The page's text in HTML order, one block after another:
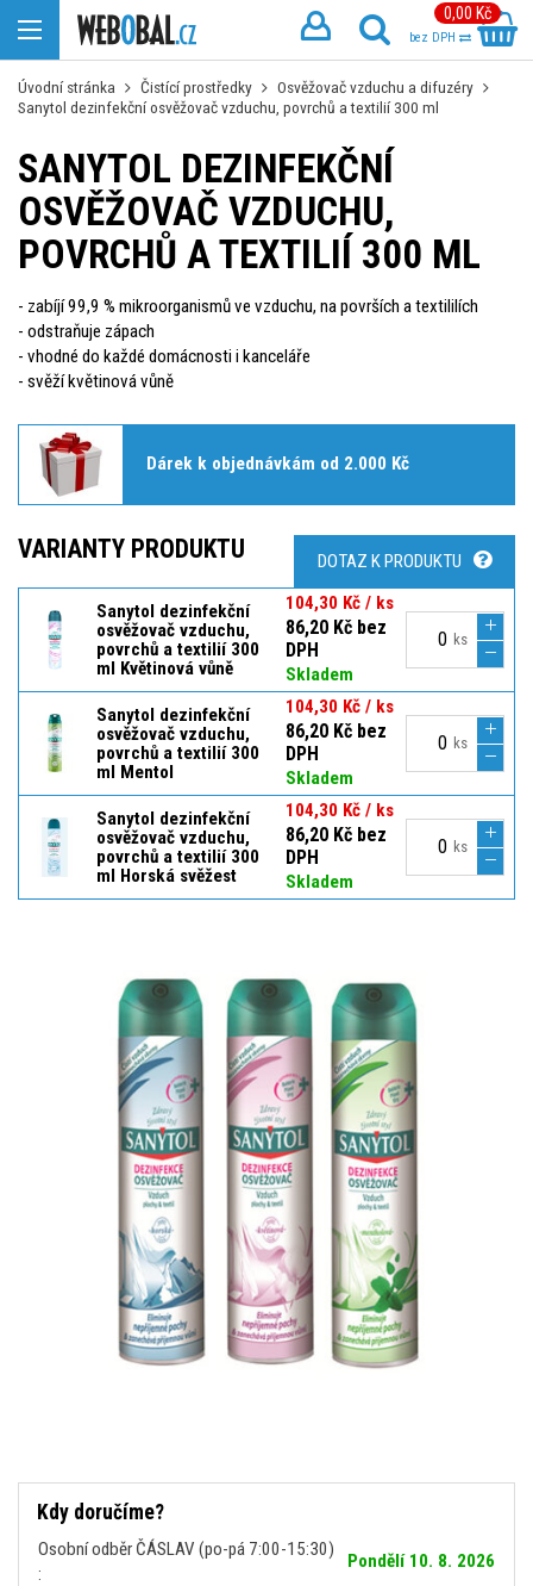
0,00 Kč
bez DPH
Úvodní stránka Čistící prostředky
Osvěžovač vzduchu a difuzéry
Sanytol dezinfekční osvěžovač vzduchu, povrchů a textilií 300 ml
Kdy doručíme?
Osobní odběr ČÁSLAV (po-pá 7:00-15:30)
:
Pondělí 10. 8. 2026
SANYTOL DEZINFEKČNÍ
OSVĚŽOVAČ VZDUCHU,
POVRCHŮ A TEXTILIÍ 300 ML
- zabíjí 99,9 % mikroorganismů ve vzduchu, na površích a textililích
- odstraňuje zápach
- vhodné do každé domácnosti i kanceláře
- svěží květinová vůně
Dárek k objednávkám od 2.000 Kč
VARIANTY PRODUKTU DOTAZ K PRODUKTU
Sanytol dezinfekční
osvěžovač vzduchu,
povrchů a textilií 300
ml Květinová vůně
104,30 Kč / ks
86,20 Kč bez
DPH
Skladem
ks
Sanytol dezinfekční
osvěžovač vzduchu,
povrchů a textilií 300
ml Mentol
104,30 Kč / ks
86,20 Kč bez
DPH
Skladem
ks
Sanytol dezinfekční
osvěžovač vzduchu,
povrchů a textilií 300
ml Horská svěžest
104,30 Kč / ks
86,20 Kč bez
DPH
Skladem
ks